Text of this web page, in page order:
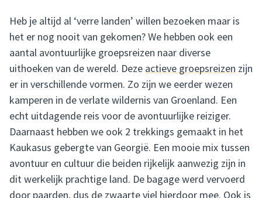
Heb je altijd al ‘verre landen’ willen bezoeken maar is
het er nog nooit van gekomen? We hebben ook een
aantal avontuurlijke groepsreizen naar diverse
uithoeken van de wereld. Deze actieve groepsreizen zijn
er in verschillende vormen. Zo zijn we eerder wezen
kamperen in de verlate wildernis van Groenland. Een
echt uitdagende reis voor de avontuurlijke reiziger.
Daarnaast hebben we ook 2 trekkings gemaakt in het
Kaukasus gebergte van Georgië. Een mooie mix tussen
avontuur en cultuur die beiden rijkelijk aanwezig zijn in
dit werkelijk prachtige land. De bagage werd vervoerd
door paarden, dus de zwaarte viel hierdoor mee. Ook is